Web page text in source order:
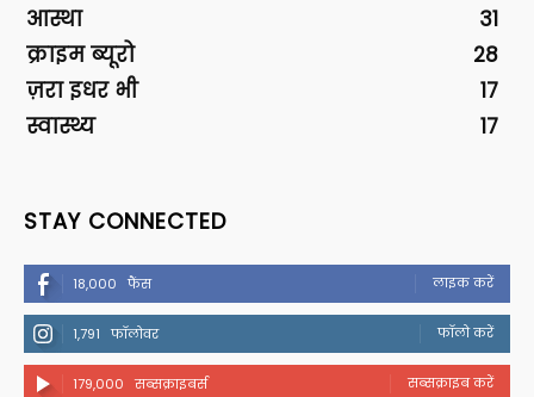
आस्था
31
क्राइम ब्यूरो
28
ज़रा इधर भी
17
स्वास्थ्य
17
STAY CONNECTED
18,000 फैंस लाइक करें
1,791 फॉलोवर फॉलो करें
179,000 सब्सक्राइबर्स सब्सक्राइब करें